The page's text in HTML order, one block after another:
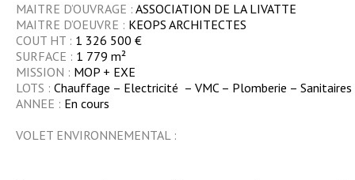
MAITRE D’OUVRAGE : ASSOCIATION DE LA LIVATTE
MAITRE D’OEUVRE : KEOPS ARCHITECTES
COUT HT : 1 326 500 €
SURFACE : 1 779 m²
MISSION : MOP + EXE
LOTS : Chauffage – Electricité – VMC – Plomberie – Sanitaires
ANNEE : En cours
VOLET ENVIRONNEMENTAL :